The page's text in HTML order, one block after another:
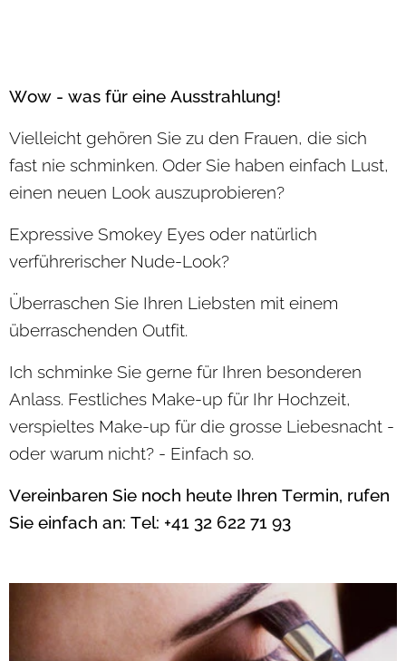
Wow - was für eine Ausstrahlung!
Vielleicht gehören Sie zu den Frauen, die sich
fast nie schminken. Oder Sie haben einfach Lust,
einen neuen Look auszuprobieren?
Expressive Smokey Eyes oder natürlich
verführerischer Nude-Look?
Überraschen Sie Ihren Liebsten mit einem
überraschenden Outfit.
Ich schminke Sie gerne für Ihren besonderen
Anlass. Festliches Make-up für Ihr Hochzeit,
verspieltes Make-up für die grosse Liebesnacht -
oder warum nicht? - Einfach so.
Vereinbaren Sie noch heute Ihren Termin, rufen
Sie einfach an: Tel: +41 32 622 71 93